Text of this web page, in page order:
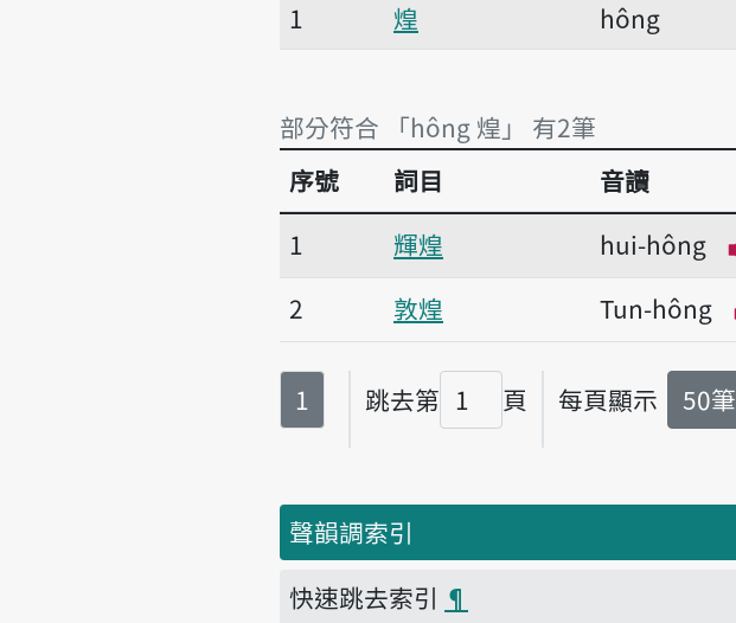
1
煌 hông
部分符合 「hông 煌」 有2筆
部分符合 「hông 煌」 有2筆
序號 詞目 音讀
1
輝煌
hui-hông
2
敦煌
Tun-hông
第
1 跳去第
頁碼
頁 每頁顯示 50筆
聲韻調索引
快速跳去索引 ¶